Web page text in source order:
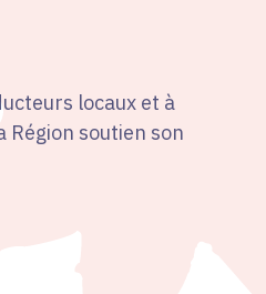
locaux et à
Région soutien son